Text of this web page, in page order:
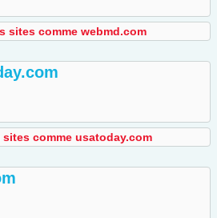
sites comme webmd.com
sites comme usatoday.com